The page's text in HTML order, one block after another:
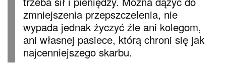
zmniejszenia przepszczelenia, nie
wypada jednak życzyć źle ani kolegom,
ani własnej pasiece, którą chroni się jak
najcenniejszego skarbu.